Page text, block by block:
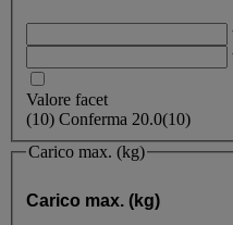
Valore facet
(10) Conferma 20.0(10)
Carico max. (kg)
Carico max. (kg)